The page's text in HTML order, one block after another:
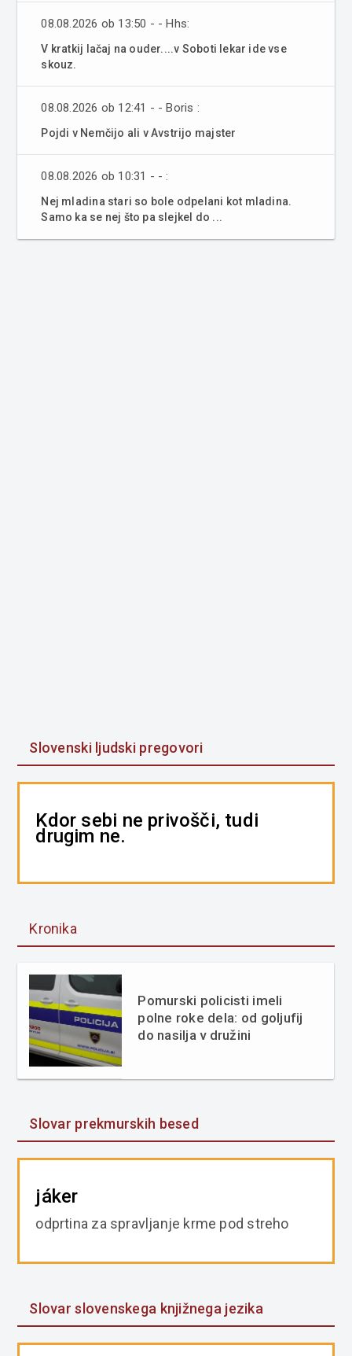
08.08.2026 ob 13:50 - - Hhs:
V kratkij lačaj na ouder....v Soboti lekar ide vse
skouz.
08.08.2026 ob 12:41 - - Boris :
Pojdi v Nemčijo ali v Avstrijo majster
08.08.2026 ob 10:31 - - :
Nej mladina stari so bole odpelani kot mladina.
Samo ka se nej što pa slejkel do ...
Slovenski ljudski pregovori
Kdor sebi ne privošči, tudi
drugim ne.
Kronika
Pomurski policisti imeli
polne roke dela: od goljufij
do nasilja v družini
Slovar prekmurskih besed
jáker
odprtina za spravljanje krme pod streho
Slovar slovenskega knjižnega jezika